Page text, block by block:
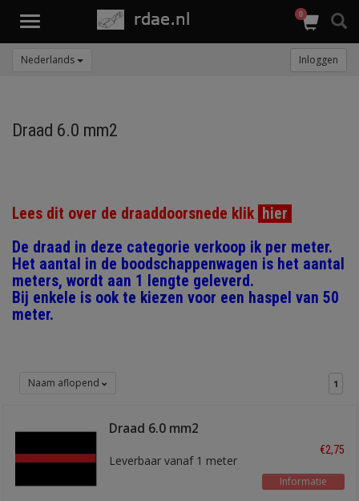
Toggle
0
Nederlands Inloggen
Draad 6.0 mm2
Lees dit over de draaddoorsnede klik hier
De draad in deze categorie verkoop ik per meter.
Het aantal in de boodschappenwagen is het aantal
meters, wordt aan 1 lengte geleverd.
Bij enkele is ook te kiezen voor een haspel van 50
meter.
Naam aflopend 1
Draad 6.0 mm2
Leverbaar vanaf 1 meter
€2,75
Informatie